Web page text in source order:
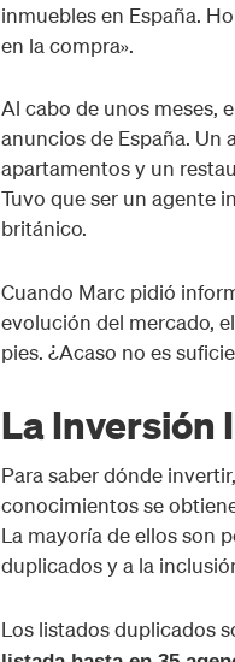
inmuebles en España.
en la compra».
Al cabo de unos meses,
anuncios de España.
apartamentos y un
Tuvo que ser un agente
británico.
Cuando Marc pidió
evolución del mercado,
pies. ¿Acaso no es
La Inversión
Para saber dónde
conocimientos se
La mayoría de ellos son
duplicados y a la
Los listados duplicados